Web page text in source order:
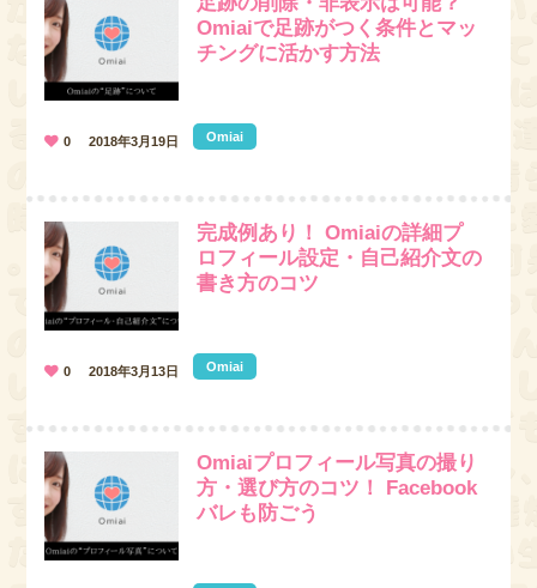
Omiaiで足跡がつく条件とマッ
チングに活かす方法
Omiai
0 2018年3月19日
完成例あり！ Omiaiの詳細プ
ロフィール設定・自己紹介文の
書き方のコツ
Omiai
0 2018年3月13日
Omiaiプロフィール写真の撮り
方・選び方のコツ！ Facebook
バレも防ごう